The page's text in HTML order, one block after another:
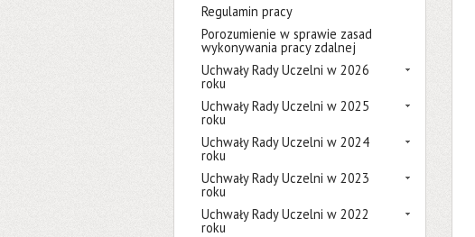
Regulamin pracy
Porozumienie w sprawie zasad
wykonywania pracy zdalnej
Uchwały Rady Uczelni w 2026
roku
Uchwały Rady Uczelni w 2025
roku
Uchwały Rady Uczelni w 2024
roku
Uchwały Rady Uczelni w 2023
roku
Uchwały Rady Uczelni w 2022
roku